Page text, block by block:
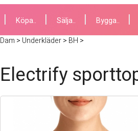
Köpa.. Sälja.. Bygga..
Dam > Underkläder> BH >
Electrify